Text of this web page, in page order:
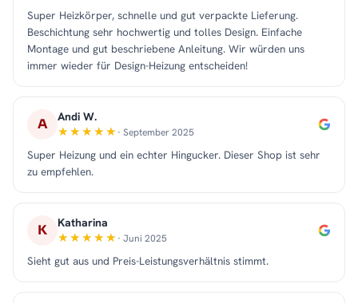
Super Heizkörper, schnelle und gut verpackte Lieferung.
Beschichtung sehr hochwertig und tolles Design. Einfache
Montage und gut beschriebene Anleitung. Wir würden uns
immer wieder für Design-Heizung entscheiden!
A Andi W.
· September 2025
Super Heizung und ein echter Hingucker. Dieser Shop ist sehr
zu empfehlen.
K Katharina
· Juni 2025
Sieht gut aus und Preis-Leistungsverhältnis stimmt.